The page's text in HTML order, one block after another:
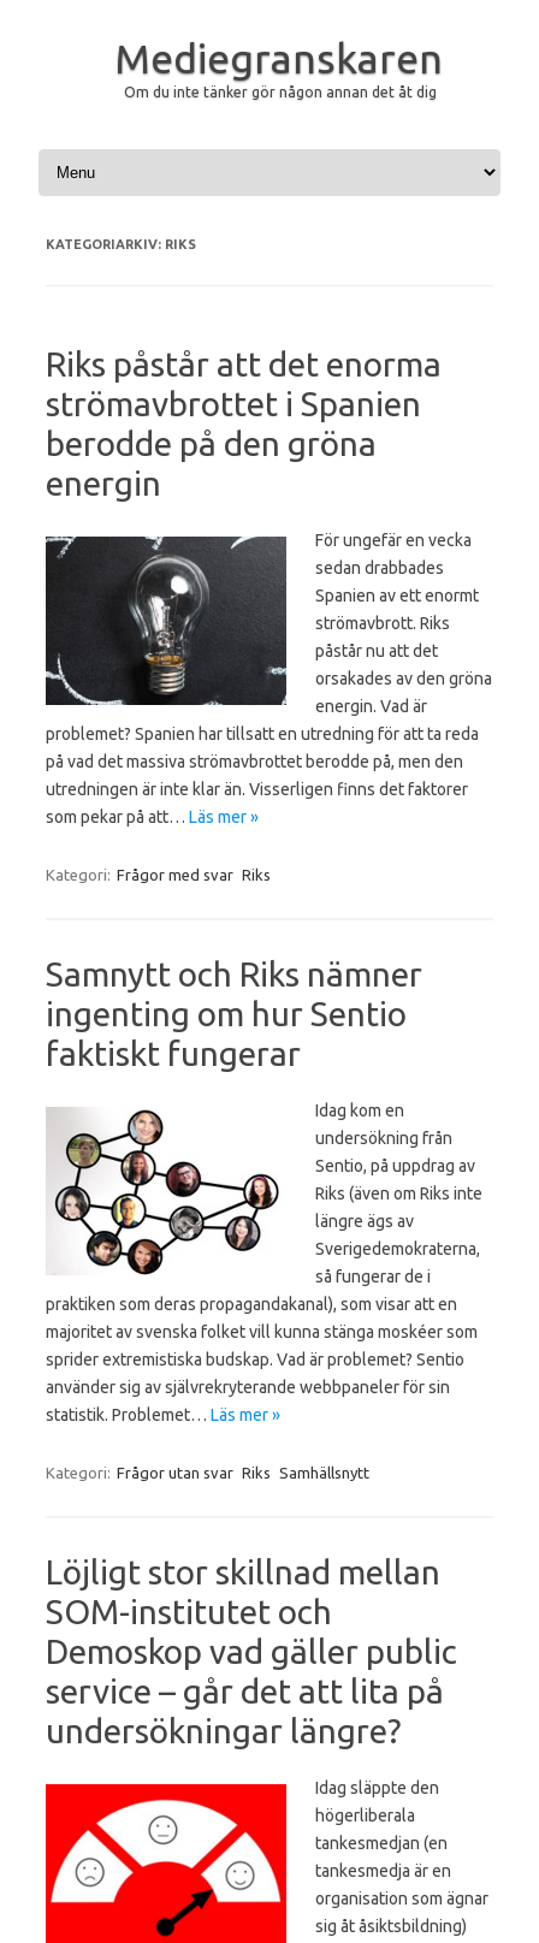
Mediegranskaren
Om du inte tänker gör någon annan det åt dig
Hoppa till innehåll
KATEGORIARKIV: RIKS
Riks påstår att det enorma
strömavbrottet i Spanien
berodde på den gröna
energin
För ungefär en vecka
sedan drabbades
Spanien av ett enormt
strömavbrott. Riks
påstår nu att det
orsakades av den gröna
energin. Vad är
problemet? Spanien har tillsatt en utredning för att ta reda
på vad det massiva strömavbrottet berodde på, men den
utredningen är inte klar än. Visserligen finns det faktorer
som pekar på att… Läs mer »
Kategori: Frågor med svar Riks
Samnytt och Riks nämner
ingenting om hur Sentio
faktiskt fungerar
Idag kom en
undersökning från
Sentio, på uppdrag av
Riks (även om Riks inte
längre ägs av
Sverigedemokraterna,
så fungerar de i
praktiken som deras propagandakanal), som visar att en
majoritet av svenska folket vill kunna stänga moskéer som
sprider extremistiska budskap. Vad är problemet? Sentio
använder sig av självrekryterande webbpaneler för sin
statistik. Problemet… Läs mer »
Kategori: Frågor utan svar Riks Samhällsnytt
Löjligt stor skillnad mellan
SOM-institutet och
Demoskop vad gäller public
service – går det att lita på
undersökningar längre?
Idag släppte den
högerliberala
tankesmedjan (en
tankesmedja är en
organisation som ägnar
sig åt åsiktsbildning)